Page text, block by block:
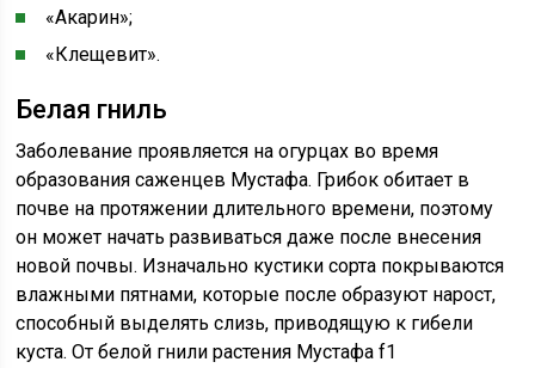
«Акарин»;
«Клещевит».
Белая гниль
Заболевание проявляется на огурцах во время
образования саженцев Мустафа. Грибок обитает в
почве на протяжении длительного времени, поэтому
он может начать развиваться даже после внесения
новой почвы. Изначально кустики сорта покрываются
влажными пятнами, которые после образуют нарост,
способный выделять слизь, приводящую к гибели
куста. От белой гнили растения Мустафа f1